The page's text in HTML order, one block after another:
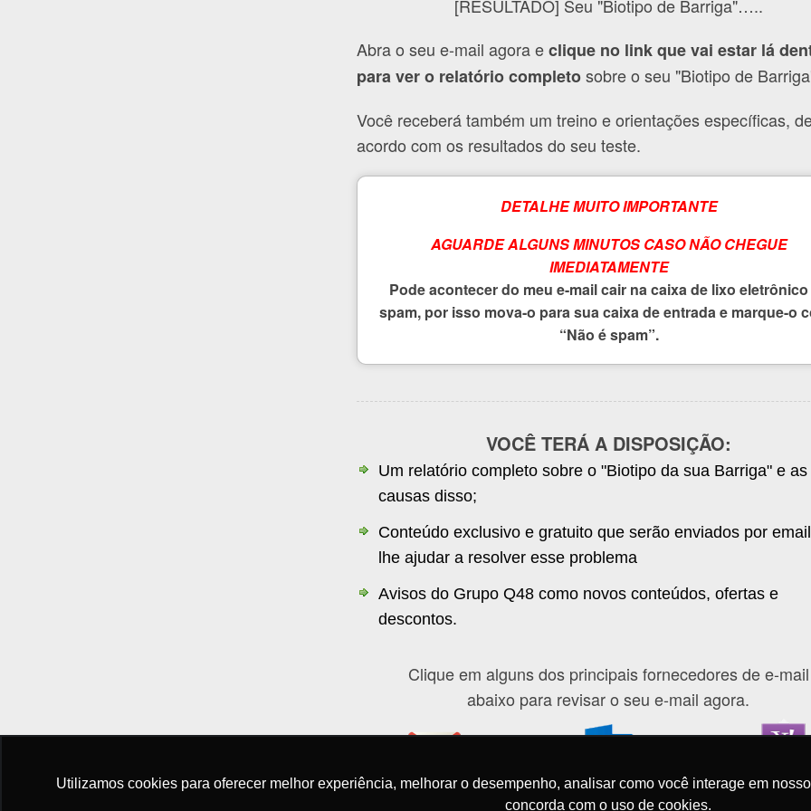
Utilizamos cookies para oferecer melhor experiência, melhorar o desempenho, analisar como você interage em
concorda com o uso de cookies.
[RESULTADO] Seu "Biotipo de Barriga"…..
Abra o seu e-mail agora eclique no link que vai estar lá
para ver o relatório completosobre o seu "Biotipo de
Você receberá também um treino e orientações específicas,
acordo com os resultados do seu teste.
DETALHE MUITO IMPORTANTE
AGUARDE ALGUNS MINUTOS CASO NÃO CHEGUE
IMEDIATAMENTE
Pode acontecer do meu e-mail cair na caixa de lixo
spam, por isso mova-o para sua caixa de entrada e marque-o
“Não é spam”.
VOCÊ TERÁ A DISPOSIÇÃO:
Um relatório completo sobre o "Biotipo da sua Barriga" e as
causas disso;
Conteúdo exclusivo e gratuito que serão enviados por
lhe ajudar a resolver esse problema
Avisos do Grupo Q48 como novos conteúdos, ofertas e
descontos.
Clique em alguns dos principais fornecedores de e-mail
abaixo para revisar o seu e-mail agora.